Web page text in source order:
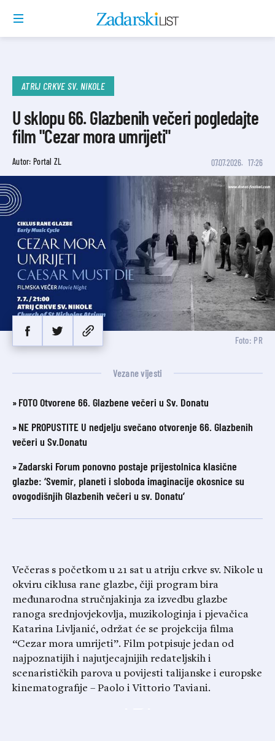
ATRIJ CRKVE SV. NIKOLE
U sklopu 66. Glazbenih večeri pogledajte
film "Cezar mora umrijeti"
Autor: Portal ZL 07.07.2026. 17:26
Foto: PR
Vezane vijesti
FOTO Otvorene 66. Glazbene večeri u Sv. Donatu
NE PROPUSTITE U nedjelju svečano otvorenje 66. Glazbenih
večeri u Sv.Donatu
Zadarski Forum ponovno postaje prijestolnica klasične
glazbe: ‘Svemir, planeti i sloboda imaginacije okosnice su
ovogodišnjih Glazbenih večeri u sv. Donatu’
Večeras s početkom u 21 sat u atriju crkve sv. Nikole u
okviru ciklusa rane glazbe, čiji program bira
međunarodna stručnjakinja za izvedbu glazbe
ranoga srednjovjekovlja, muzikologinja i pjevačica
Katarina Livljanić, održat će se projekcija filma
“Cezar mora umrijeti”. Film potpisuje jedan od
najpoznatijih i najutjecajnijih redateljskih i
scenarističkih parova u povijesti talijanske i europske
kinematografije – Paolo i Vittorio Taviani.